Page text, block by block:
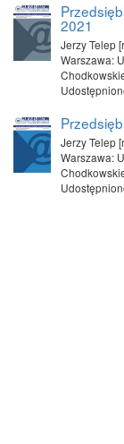
2021
Jerzy Telep
Warszawa:
Jerzy Telep
Warszawa: